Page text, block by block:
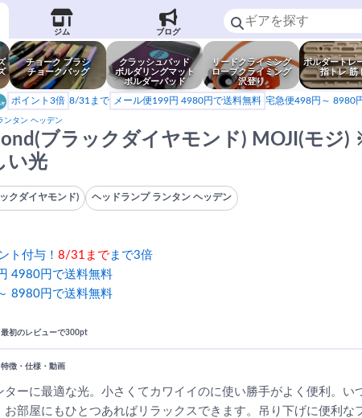
ジム ブログ
チョーク ブラシ
チョークバッグ
クラッシュパッド
ボルダリングマット
ボルダーパッド
リードクライミング
ロープクライミング
沢登り
ボルダートレ
指トレ 筋
ポイント3倍 8/31まで メール便199円 4980円で送料無料 宅急便498円～ 8980
ンタン ヘッデン
ブラックダイヤモンド) MOJI(モジ
い光
クダイヤモンド) ヘッドランプ ランタン ヘッデン
ト付与！ 8/31まで まで3倍
4980円で送料無料
8980円で送料無料
最初のレビューで300pt
特徴・仕様・動画
ターに最適な光。小さくてカワイイのに使い勝手がよく便利。い
お部屋にもひとつあればリラックスできます。吊り下げに便利な